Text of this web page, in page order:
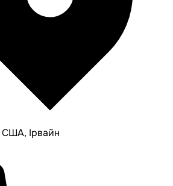
США, Ірвайн